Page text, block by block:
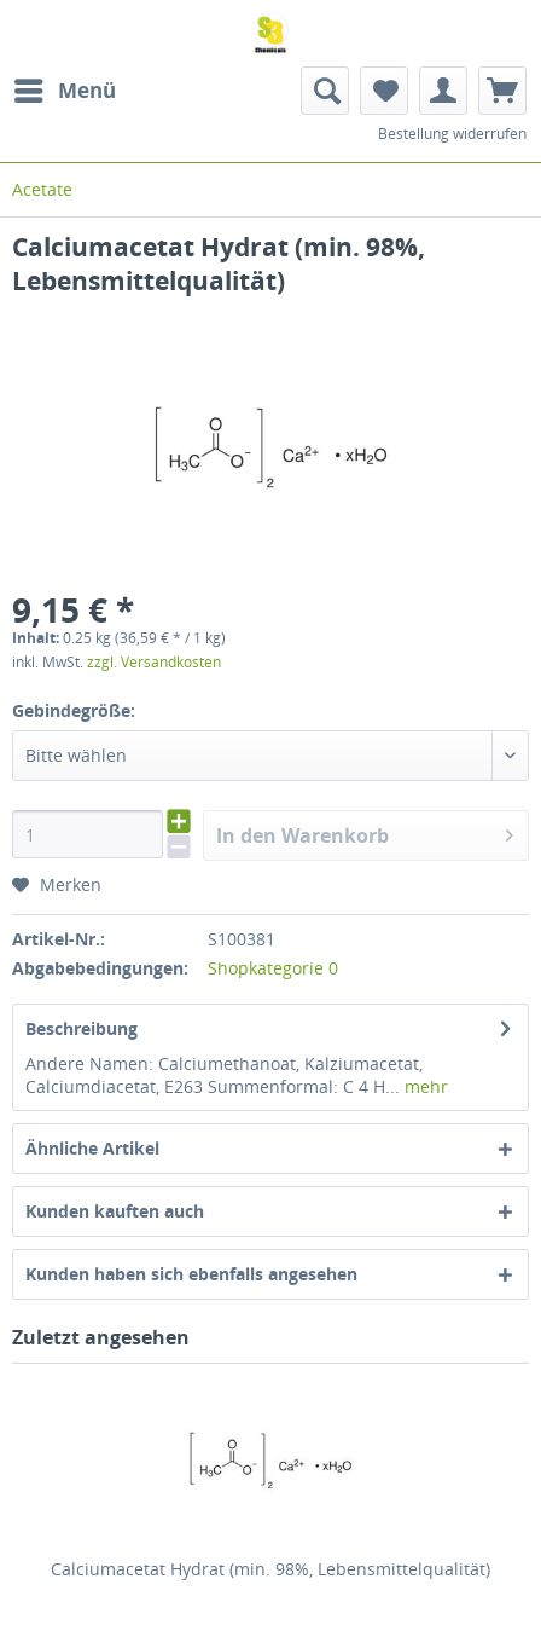
Menü
Bestellung widerrufen
Acetate
Calciumacetat Hydrat (min. 98%,
Lebensmittelqualität)
9,15 € *
Inhalt:0.25 kg (36,59 € * / 1 kg)
inkl. MwSt.zzgl. Versandkosten
Gebindegröße:
Bitte wählen
In den Warenkorb
Merken
Artikel-Nr.:
S100381
Abgabebedingungen:
Shopkategorie 0
Beschreibung
Andere Namen: Calciumethanoat, Kalziumacetat,
Calciumdiacetat, E263 Summenformal: C 4 H... mehr
Ähnliche Artikel
Kunden kauften auch
Kunden haben sich ebenfalls angesehen
Zuletzt angesehen
Calciumacetat Hydrat (min. 98%, Lebensmittelqualität)